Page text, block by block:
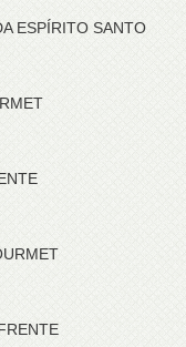
ESPÍRITO SANTO